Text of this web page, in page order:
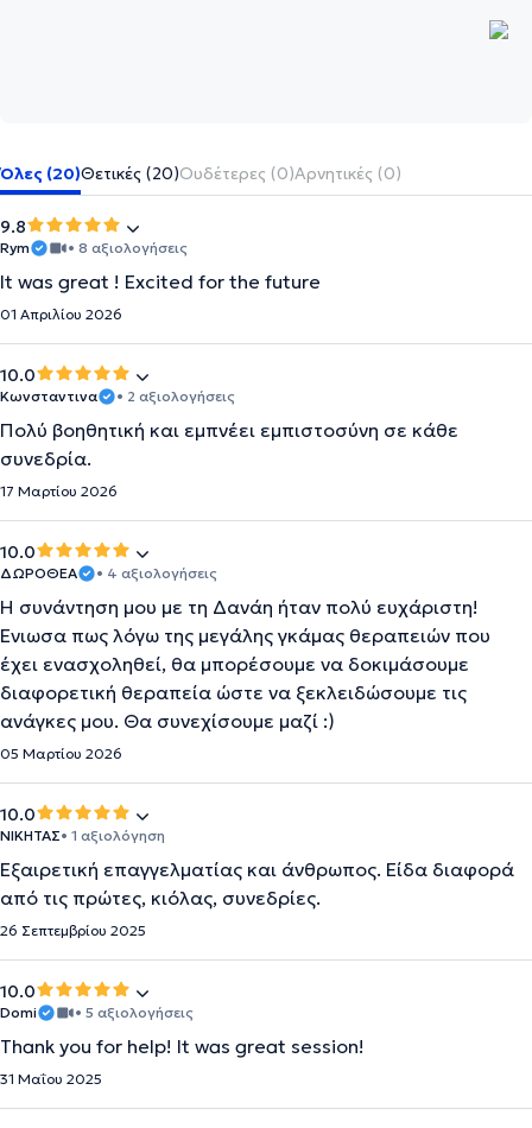
Όλες (20)Θετικές (20)Ουδέτερες (0)Αρνητικές (0)
9.8
Rym • 8 αξιολογήσεις
It was great ! Excited for the future
01 Απριλίου 2026
10.0
Κωνσταντινα • 2 αξιολογήσεις
Πολύ βοηθητική και εμπνέει εμπιστοσύνη σε κάθε
συνεδρία.
17 Μαρτίου 2026
10.0
ΔΩΡΟΘΕΑ • 4 αξιολογήσεις
Η συνάντηση μου με τη Δανάη ήταν πολύ ευχάριστη!
Ένιωσα πως λόγω της μεγάλης γκάμας θεραπειών που
έχει ενασχοληθεί, θα μπoρέσουμε να δοκιμάσουμε
διαφορετική θεραπεία ώστε να ξεκλειδώσουμε τις
ανάγκες μου. Θα συνεχίσουμε μαζί :)
05 Μαρτίου 2026
10.0
ΝΙΚΗΤΑΣ• 1 αξιολόγηση
Εξαιρετική επαγγελματίας και άνθρωπος. Είδα διαφορά
από τις πρώτες, κιόλας, συνεδρίες.
26 Σεπτεμβρίου 2025
10.0
Domi • 5 αξιολογήσεις
Thank you for help! It was great session!
31 Μαΐου 2025